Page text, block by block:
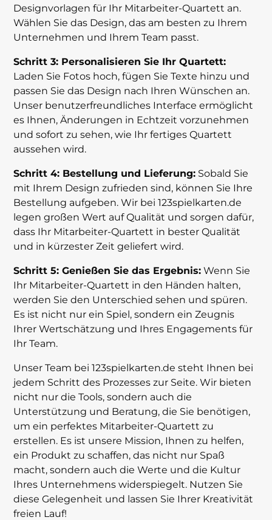
Designvorlagen für Ihr Mitarbeiter-Quartett an.
Wählen Sie das Design, das am besten zu Ihrem
Unternehmen und Ihrem Team passt.
Schritt 3: Personalisieren Sie Ihr Quartett:
Laden Sie Fotos hoch, fügen Sie Texte hinzu und
passen Sie das Design nach Ihren Wünschen an.
Unser benutzerfreundliches Interface ermöglicht
es Ihnen, Änderungen in Echtzeit vorzunehmen
und sofort zu sehen, wie Ihr fertiges Quartett
aussehen wird.
Schritt 4: Bestellung und Lieferung: Sobald Sie
mit Ihrem Design zufrieden sind, können Sie Ihre
Bestellung aufgeben. Wir bei 123spielkarten.de
legen großen Wert auf Qualität und sorgen dafür,
dass Ihr Mitarbeiter-Quartett in bester Qualität
und in kürzester Zeit geliefert wird.
Schritt 5: Genießen Sie das Ergebnis: Wenn Sie
Ihr Mitarbeiter-Quartett in den Händen halten,
werden Sie den Unterschied sehen und spüren.
Es ist nicht nur ein Spiel, sondern ein Zeugnis
Ihrer Wertschätzung und Ihres Engagements für
Ihr Team.
Unser Team bei 123spielkarten.de steht Ihnen bei
jedem Schritt des Prozesses zur Seite. Wir bieten
nicht nur die Tools, sondern auch die
Unterstützung und Beratung, die Sie benötigen,
um ein perfektes Mitarbeiter-Quartett zu
erstellen. Es ist unsere Mission, Ihnen zu helfen,
ein Produkt zu schaffen, das nicht nur Spaß
macht, sondern auch die Werte und die Kultur
Ihres Unternehmens widerspiegelt. Nutzen Sie
diese Gelegenheit und lassen Sie Ihrer Kreativität
freien Lauf!